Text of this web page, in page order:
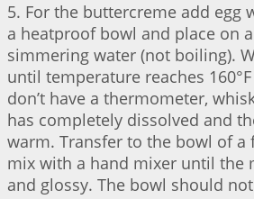
5. For the buttercreme add egg
a heatproof bowl and place on
simmering water (not boiling).
until temperature reaches 160°F
don’t have a thermometer,
has completely dissolved and
warm. Transfer to the bowl of a
mix with a hand mixer until the
and glossy. The bowl should